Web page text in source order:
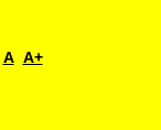
A A+